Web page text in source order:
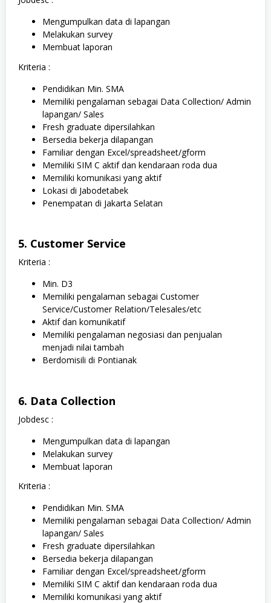
Mengumpulkan data di lapangan
Melakukan survey
Membuat laporan
Kriteria :
Pendidikan Min. SMA
Memiliki pengalaman sebagai Data Collection/ Admin
lapangan/ Sales
Fresh graduate dipersilahkan
Bersedia bekerja dilapangan
Familiar dengan Excel/spreadsheet/gform
Memiliki SIM C aktif dan kendaraan roda dua
Memiliki komunikasi yang aktif
Lokasi di Jabodetabek
Penempatan di Jakarta Selatan
5. Customer Service
Kriteria :
Min. D3
Memiliki pengalaman sebagai Customer
Service/Customer Relation/Telesales/etc
Aktif dan komunikatif
Memiliki pengalaman negosiasi dan penjualan
menjadi nilai tambah
Berdomisili di Pontianak
6. Data Collection
Jobdesc :
Mengumpulkan data di lapangan
Melakukan survey
Membuat laporan
Kriteria :
Pendidikan Min. SMA
Memiliki pengalaman sebagai Data Collection/ Admin
lapangan/ Sales
Fresh graduate dipersilahkan
Bersedia bekerja dilapangan
Familiar dengan Excel/spreadsheet/gform
Memiliki SIM C aktif dan kendaraan roda dua
Memiliki komunikasi yang aktif